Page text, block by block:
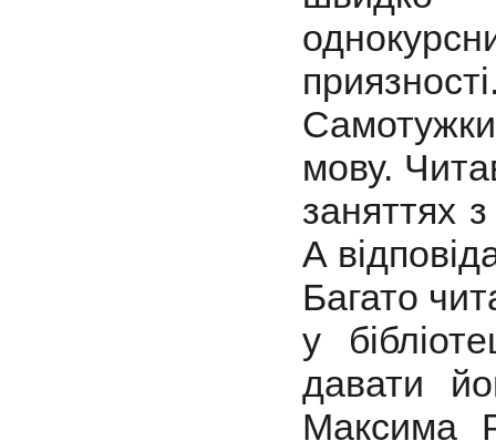
мову.
заняттях
А
Багато
у
давати
Максима